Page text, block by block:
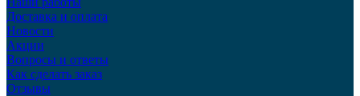
Доставка и оплата
Новости
Акции
Вопросы и ответы
Как сделать заказ
Отзывы